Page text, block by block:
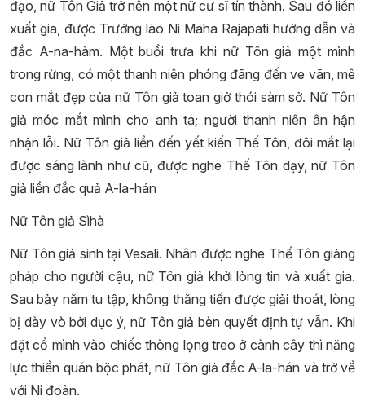
đạo, nữ Tôn Giả trở nên một nữ cư sĩ tín thành. Sau đó liền
xuất gia, được Trưởng lão Ni Maha Rajapati hướng dẫn và
đắc A-na-hàm. Một buổi trưa khi nữ Tôn giả một mình
trong rừng, có một thanh niên phóng đãng đến ve vãn, mê
con mắt đẹp của nữ Tôn giả toan giở thói sàm sở. Nữ Tôn
giả móc mắt mình cho anh ta; người thanh niên ân hận
nhận lỗi. Nữ Tôn giả liền đến yết kiến Thế Tôn, đôi mắt lại
được sáng lành như cũ, được nghe Thế Tôn dạy, nữ Tôn
giả liền đắc quả A-la-hán
Nữ Tôn giả Sìhà
Nữ Tôn giả sinh tại Vesali. Nhân được nghe Thế Tôn giảng
pháp cho người cậu, nữ Tôn giả khởi lòng tin và xuất gia.
Sau bảy năm tu tập, không thăng tiến được giải thoát, lòng
bị dày vò bởi dục ý, nữ Tôn giả bèn quyết định tự vẫn. Khi
đặt cổ mình vào chiếc thòng lọng treo ở cành cây thì năng
lực thiền quán bộc phát, nữ Tôn giả đắc A-la-hán và trở về
với Ni đoàn.